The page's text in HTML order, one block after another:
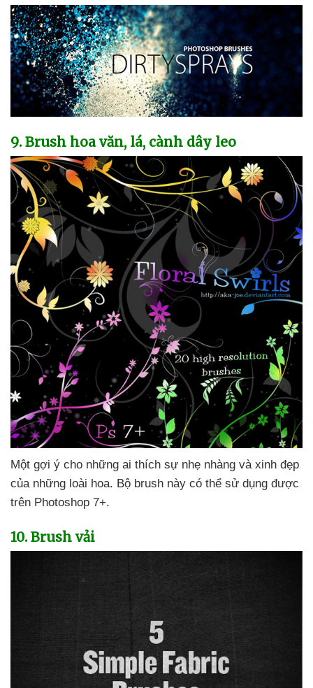
9. Brush hoa văn, lá, cành dây leo
Một gợi ý cho những ai thích sự nhẹ nhàng và xinh đẹp
của những loài hoa. Bộ brush này có thể sử dụng được
trên Photoshop 7+.
10. Brush vải